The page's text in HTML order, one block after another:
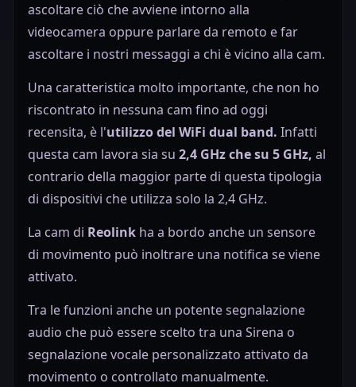
ascoltare ciò che avviene intorno alla
videocamera oppure parlare da remoto e far
ascoltare i nostri messaggi a chi è vicino alla cam.
Una caratteristica molto importante, che non ho
riscontrato in nessuna cam fino ad oggi
recensita, è l'utilizzo del WiFi dual band. Infatti
questa cam lavora sia su 2,4 GHz che su 5 GHz, al
contrario della maggior parte di questa tipologia
di dispositivi che utilizza solo la 2,4 GHz.
La cam di Reolink ha a bordo anche un sensore
di movimento può inoltrare una notifica se viene
attivato.
Tra le funzioni anche un potente segnalazione
audio che può essere scelto tra una Sirena o
segnalazione vocale personalizzato attivato da
movimento o controllato manualmente.